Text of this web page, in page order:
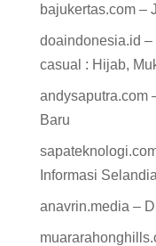
bajukertas.com –
doaindonesia.id –
casual : Hijab,
andysaputra.com
Baru
Informasi
anavrin.media –